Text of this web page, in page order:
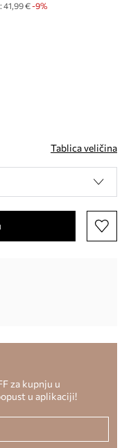
41,99 € -9%
Tablica veličina
za kupnju u
u aplikaciji!